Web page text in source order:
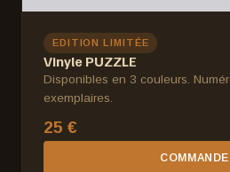
EDITION LIMITÉE
Vinyle PUZZLE
Disponibles en 3 couleurs.
exemplaires.
25 €